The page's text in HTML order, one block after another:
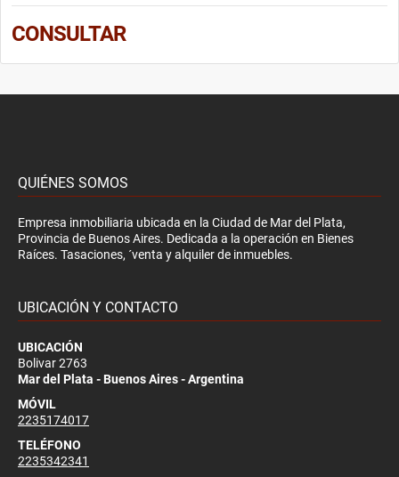
CONSULTAR
QUIÉNES SOMOS
Empresa inmobiliaria ubicada en la Ciudad de Mar del Plata,
Provincia de Buenos Aires. Dedicada a la operación en Bienes
Raíces. Tasaciones, ´venta y alquiler de inmuebles.
UBICACIÓN Y CONTACTO
UBICACIÓN
Bolivar 2763
Mar del Plata - Buenos Aires - Argentina
MÓVIL
2235174017
TELÉFONO
2235342341